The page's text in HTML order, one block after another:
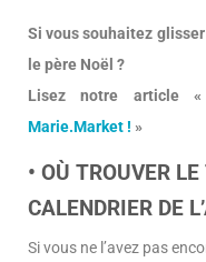
Si vous souhaitez
le père Noël ?
Lisez notre article «
Marie.Market ! »
• OÙ TROUVER
CALENDRIER DE
Si vous ne l’avez pas